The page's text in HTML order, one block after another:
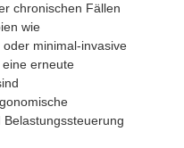
chronischen Fällen
wie
minimal-invasive
erneute